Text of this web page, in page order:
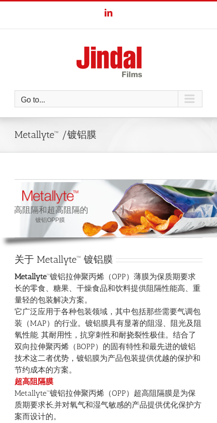
LinkedIn
Go to...
Metallyte™ /镀铝膜
高阻 隔和超高阻 隔的
镀铝OPP膜
关于 Metallyte™ 镀铝膜
Metallyte™镀铝拉伸聚丙烯（OPP）薄膜为保质期要求
长的零食、糖果、干燥食品和饮料提供阻隔性能高、重
量轻的包装解决方案。
它广泛应用于各种包装领域，其中包括那些需要气调包
装（MAP）的行业。镀铝膜具有显著的阻湿、阻光及阻
氧性能, 其耐用性，抗穿刺性和耐挠裂性极佳。结合了
双向拉伸聚丙烯（BOPP）的固有特性和最先进的镀铝
技术这二者优势，镀铝膜为产品包装提供优越的保护和
节约成本的方案。
超高阻隔膜
Metallyte™镀铝拉伸聚丙烯（OPP）超高阻隔膜是为保
质期要求长,并对氧气和湿气敏感的产品提供优化保护方
案而设计的。